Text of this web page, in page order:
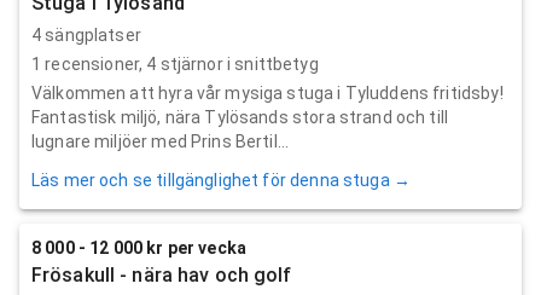
4 sängplatser
1 recensioner, 4 stjärnor i snittbetyg
Välkommen att hyra vår mysiga stuga i Tyluddens fritidsby!
Fantastisk miljö, nära Tylösands stora strand och till
lugnare miljöer med Prins Bertil...
Läs mer och se tillgänglighet för denna stuga →
8 000 - 12 000 kr per vecka
Frösakull - nära hav och golf